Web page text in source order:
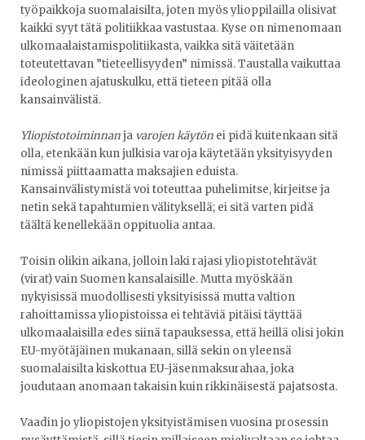
työpaikkoja suomalaisilta, joten myös ylioppilailla olisivat
kaikki syyt tätä politiikkaa vastustaa. Kyse on nimenomaan
ulkomaalaistamispolitiikasta, vaikka sitä väitetään
toteutettavan ”tieteellisyyden” nimissä. Taustalla vaikuttaa
ideologinen ajatuskulku, että tieteen pitää olla
kansainvälistä.
Yliopistotoiminnanja varojen käytön ei pidä kuitenkaan sitä
olla, etenkään kun julkisia varoja käytetään yksityisyyden
nimissä piittaamatta maksajien eduista.
Kansainvälistymistä voi toteuttaa puhelimitse, kirjeitse ja
netin sekä tapahtumien välityksellä; ei sitä varten pidä
täältä kenellekään oppituolia antaa.
Toisin olikin aikana, jolloin laki rajasi yliopistotehtävät
(virat) vain Suomen kansalaisille. Mutta myöskään
nykyisissä muodollisesti yksityisissä mutta valtion
rahoittamissa yliopistoissa ei tehtäviä pitäisi täyttää
ulkomaalaisilla edes siinä tapauksessa, että heillä olisi jokin
EU-myötäjäinen mukanaan, sillä sekin on yleensä
suomalaisilta kiskottua EU-jäsenmaksurahaa, joka
joudutaan anomaan takaisin kuin rikkinäisestä pajatsosta.
Vaadin jo yliopistojen yksityistämisen vuosina prosessin